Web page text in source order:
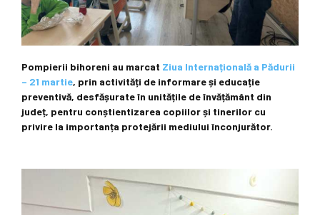
Pompierii bihoreni au marcat Ziua Internațională a Pădurii
– 21 martie, prin activități de informare și educație
preventivă, desfășurate în unitățile de învățământ din
județ, pentru conștientizarea copiilor și tinerilor cu
privire la importanța protejării mediului înconjurător.